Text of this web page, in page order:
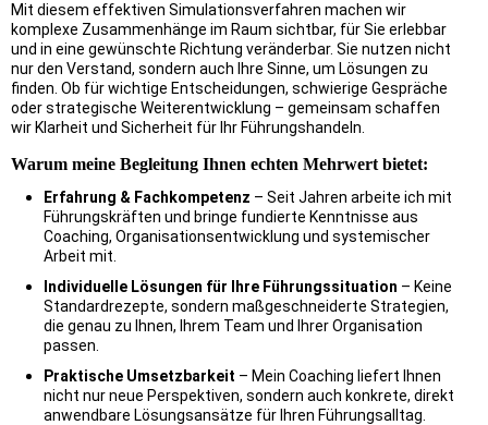
Mit diesem effektiven Simulationsverfahren machen wir
komplexe Zusammenhänge im Raum sichtbar, für Sie erlebbar
und in eine gewünschte Richtung veränderbar. Sie nutzen nicht
nur den Verstand, sondern auch Ihre Sinne, um Lösungen zu
finden. Ob für wichtige Entscheidungen, schwierige Gespräche
oder strategische Weiterentwicklung – gemeinsam schaffen
wir Klarheit und Sicherheit für Ihr Führungshandeln.
Warum meine Begleitung Ihnen echten Mehrwert bietet:
Erfahrung & Fachkompetenz – Seit Jahren arbeite ich mit
Führungskräften und bringe fundierte Kenntnisse aus
Coaching, Organisationsentwicklung und systemischer
Arbeit mit.
Individuelle Lösungen für Ihre Führungssituation – Keine
Standardrezepte, sondern maßgeschneiderte Strategien,
die genau zu Ihnen, Ihrem Team und Ihrer Organisation
passen.
Praktische Umsetzbarkeit – Mein Coaching liefert Ihnen
nicht nur neue Perspektiven, sondern auch konkrete, direkt
anwendbare Lösungsansätze für Ihren Führungsalltag.